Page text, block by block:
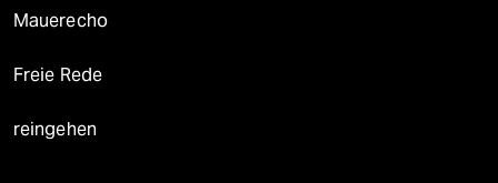
Mauerecho
Freie Rede
reingehen